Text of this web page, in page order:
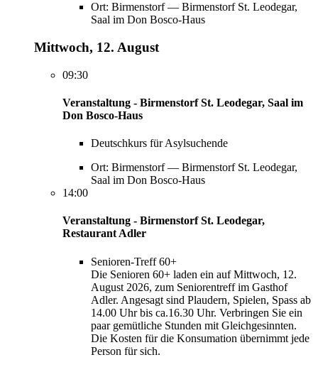
Ort: Birmenstorf — Birmenstorf St. Leodegar,
Saal im Don Bosco-Haus
Mittwoch, 12. August
09:30
Veranstaltung - Birmenstorf St. Leodegar, Saal im
Don Bosco-Haus
Deutschkurs für Asylsuchende
Ort: Birmenstorf — Birmenstorf St. Leodegar,
Saal im Don Bosco-Haus
14:00
Veranstaltung - Birmenstorf St. Leodegar,
Restaurant Adler
Senioren-Treff 60+
Die Senioren 60+ laden ein auf Mittwoch, 12.
August 2026, zum Seniorentreff im Gasthof
Adler. Angesagt sind Plaudern, Spielen, Spass ab
14.00 Uhr bis ca.16.30 Uhr. Verbringen Sie ein
paar gemütliche Stunden mit Gleichgesinnten.
Die Kosten für die Konsumation übernimmt jede
Person für sich.